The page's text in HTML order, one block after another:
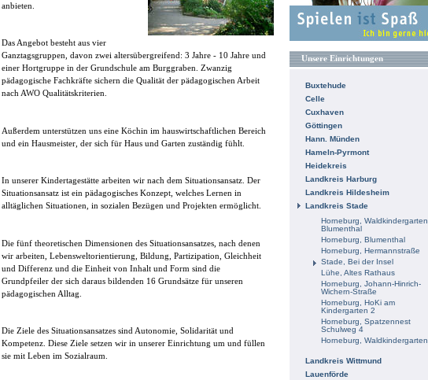
anbieten.
Das Angebot besteht aus vier
Ganztagsgruppen, davon zwei altersübergreifend: 3 Jahre - 10 Jahre und
einer Hortgruppe in der Grundschule am Burggraben. Zwanzig
pädagogische Fachkräfte sichern die Qualität der pädagogischen Arbeit
nach AWO Qualitätskriterien.
Außerdem unterstützen uns eine Köchin im hauswirtschaftlichen Bereich
und ein Hausmeister, der sich für Haus und Garten zuständig fühlt.
In unserer Kindertagestätte arbeiten wir nach dem Situationsansatz. Der
Situationsansatz ist ein pädagogisches Konzept, welches Lernen in
alltäglichen Situationen, in sozialen Bezügen und Projekten ermöglicht.
Die fünf theoretischen Dimensionen des Situationsansatzes, nach denen
wir arbeiten, Lebensweltorientierung, Bildung, Partizipation, Gleichheit
und Differenz und die Einheit von Inhalt und Form sind die
Grundpfeiler der sich daraus bildenden 16 Grundsätze für unseren
pädagogischen Alltag.
Die Ziele des Situationsansatzes sind Autonomie, Solidarität und
Kompetenz. Diese Ziele setzen wir in unserer Einrichtung um und füllen
sie mit Leben im Sozialraum.
Unsere Einrichtungen
Buxtehude
Celle
Cuxhaven
Göttingen
Hann. Münden
Hameln-Pyrmont
Heidekreis
Landkreis Harburg
Landkreis Hildesheim
Landkreis Stade
Horneburg, Waldkindergarten
Blumenthal
Horneburg, Blumenthal
Horneburg, Hermannstraße
Stade, Bei der Insel
Lühe, Altes Rathaus
Horneburg, Johann-Hinrich-
Wichern-Straße
Horneburg, HoKi am
Kindergarten 2
Horneburg, Spatzennest
Schulweg 4
Horneburg, Waldkindergarten
Landkreis Wittmund
Lauenförde